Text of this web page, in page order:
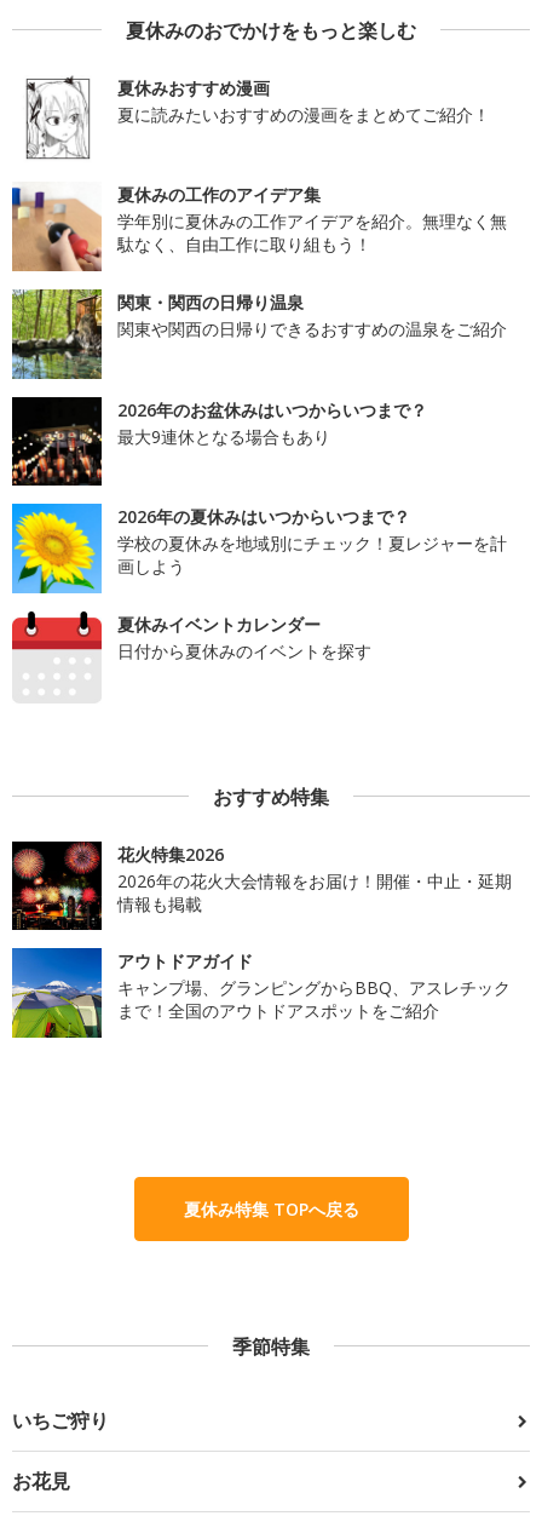
夏休みのおでかけをもっと楽しむ
夏休みおすすめ漫画
夏に読みたいおすすめの漫画をまとめてご紹介！
夏休みの工作のアイデア集
学年別に夏休みの工作アイデアを紹介。無理なく無
駄なく、自由工作に取り組もう！
関東・関西の日帰り温泉
関東や関西の日帰りできるおすすめの温泉をご紹介
2026年のお盆休みはいつからいつまで？
最大9連休となる場合もあり
2026年の夏休みはいつからいつまで？
学校の夏休みを地域別にチェック！夏レジャーを計
画しよう
夏休みイベントカレンダー
日付から夏休みのイベントを探す
おすすめ特集
花火特集2026
2026年の花火大会情報をお届け！開催・中止・延期
情報も掲載
アウトドアガイド
キャンプ場、グランピングからBBQ、アスレチック
まで！全国のアウトドアスポットをご紹介
夏休み特集 TOPへ戻る
季節特集
いちご狩り
お花見